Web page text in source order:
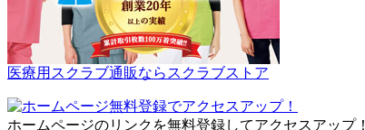
医療用スクラブ通販ならスクラブストア
ホームページのリンクを無料登録してアクセスアップ！